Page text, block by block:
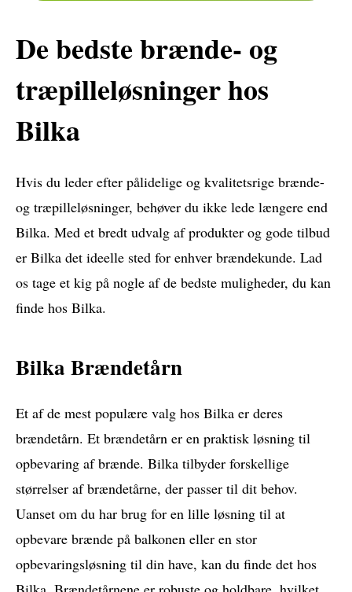
De bedste brænde- og
træpilleløsninger hos
Bilka
Hvis du leder efter pålidelige og kvalitetsrige brænde-
og træpilleløsninger, behøver du ikke lede længere end
Bilka. Med et bredt udvalg af produkter og gode tilbud
er Bilka det ideelle sted for enhver brændekunde. Lad
os tage et kig på nogle af de bedste muligheder, du kan
finde hos Bilka.
Bilka Brændetårn
Et af de mest populære valg hos Bilka er deres
brændetårn. Et brændetårn er en praktisk løsning til
opbevaring af brænde. Bilka tilbyder forskellige
størrelser af brændetårne, der passer til dit behov.
Uanset om du har brug for en lille løsning til at
opbevare brænde på balkonen eller en stor
opbevaringsløsning til din have, kan du finde det hos